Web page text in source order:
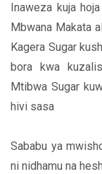
Inaweza kuja
Mbwana Makata
Kagera Sugar
bora kwa
Mtibwa Sugar
hivi sasa
Sababu ya
ni nidhamu na